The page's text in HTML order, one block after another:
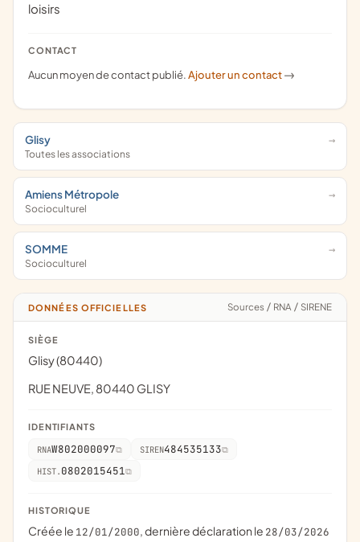
loisirs
CONTACT
Aucun moyen de contact publié.Ajouter un contact ->
Glisy
Toutes les associations
Amiens Métropole
Socioculturel
SOMME
Socioculturel
DONNÉES OFFICIELLES Sources / RNA / SIRENE
SIÈGE
Glisy (80440)
RUE NEUVE, 80440 GLISY
IDENTIFIANTS
RNAW802000097 SIREN484535133
HIST. 0802015451
HISTORIQUE
Créée le 12/01/2000, dernière déclaration le 28/03/2026